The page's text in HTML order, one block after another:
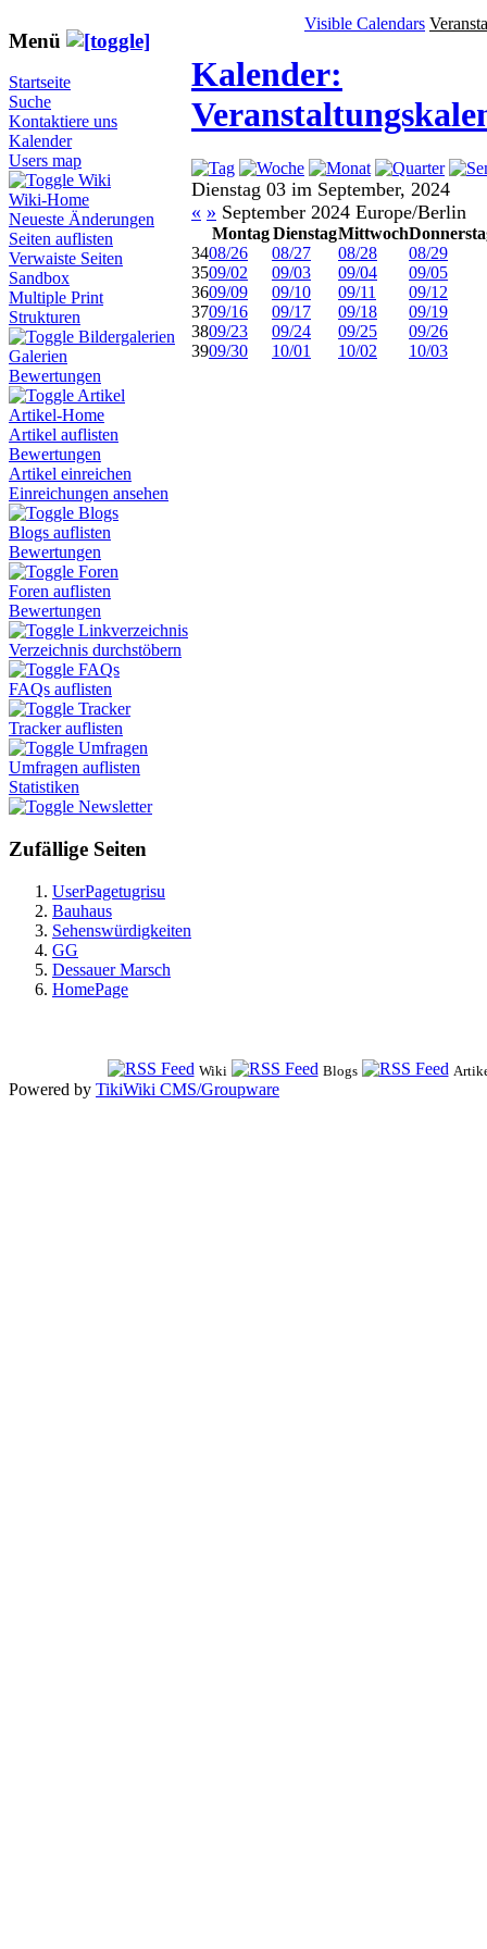
Menü
Startseite
Suche
Kontaktiere uns
Kalender
Users map
Wiki
Wiki-Home
Neueste Änderungen
Seiten auflisten
Verwaiste Seiten
Sandbox
Multiple Print
Strukturen
Bildergalerien
Galerien
Bewertungen
Artikel
Artikel-Home
Artikel auflisten
Bewertungen
Artikel einreichen
Einreichungen ansehen
Blogs
Blogs auflisten
Bewertungen
Foren
Foren auflisten
Bewertungen
Linkverzeichnis
Verzeichnis durchstöbern
FAQs
FAQs auflisten
Tracker
Tracker auflisten
Umfragen
Umfragen auflisten
Statistiken
Newsletter
Zufällige Seiten
UserPagetugrisu
Bauhaus
Sehenswürdigkeiten
GG
Dessauer Marsch
HomePage
Visible Calendars
Kalender:
Dienstag 03 im September, 2024
« » September 2024 Europe/Berlin
Montag DienstagMittwoch
3408/26 08/27 08/28
08/29
3509/02 09/03 09/04
09/05
3609/09 09/10 09/11
09/12
3709/16 09/17 09/18
09/19
3809/23 09/24 09/25
09/26
3909/30 10/01 10/02 10/03
Wiki Blogs
Powered by TikiWiki CMS/Groupware